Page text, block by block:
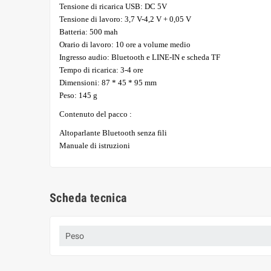
Tensione di ricarica USB: DC 5V
Tensione di lavoro: 3,7 V-4,2 V + 0,05 V
Batteria: 500 mah
Orario di lavoro: 10 ore a volume medio
Ingresso audio: Bluetooth e LINE-IN e scheda TF
Tempo di ricarica: 3-4 ore
Dimensioni: 87 * 45 * 95 mm
Peso: 145 g
Contenuto del pacco :
Altoparlante Bluetooth senza fili
Manuale di istruzioni
Scheda tecnica
Peso